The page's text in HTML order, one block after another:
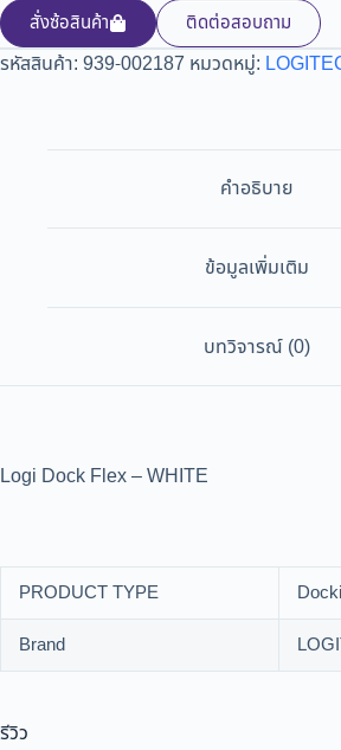
สั่งซ้อสินค้า
ติดต่อสอบถาม
รหัสสินค้า: 939-002187 หมวดหมู่:
คำอธิบาย
ข้อมูลเพิ่มเติม
บทวิจารณ์ (0)
Logi Dock Flex – WHITE
PRODUCT TYPE
Brand
รีวิว